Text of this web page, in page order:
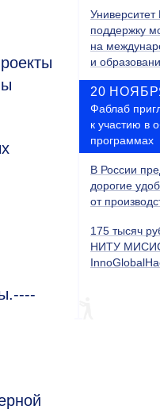
поддержку
на
и
20
Фаблаб
к участию в
программах
В России
дорогие
от
175 тысяч
НИТУ МИСИС